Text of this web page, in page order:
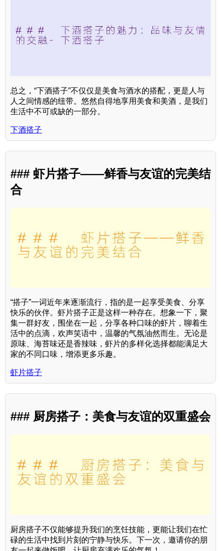
总之，“下酒搭子”不仅仅是美食与酒水的搭配，更是人与
人之间情感的纽带。悠然自得地享用美食和美酒，是我们
生活中不可或缺的一部分。
下酒搭子
### 虾片搭子——鲜香与友谊的完美结
合
“搭子”一词近年来逐渐流行，指的是一起享受美食、分享
快乐的伙伴。虾片搭子正是这样一种存在。想象一下，聚
集一群好友，围坐在一起，分享各种口味的虾片，聊着生
活中的点滴，欢声笑语中，温馨的气氛油然而生。无论是
原味、海苔味还是香辣味，虾片的多样化选择都能满足大
家的不同口味，增添更多乐趣。
虾片搭子
### 厨房搭子：美食与友谊的双重盛会
厨房搭子不仅能够提升我们的烹饪技能，更能让我们在忙
碌的生活中找到片刻的宁静与快乐。下一次，邀请你的朋